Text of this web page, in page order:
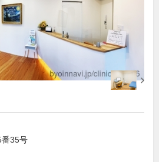
番35号